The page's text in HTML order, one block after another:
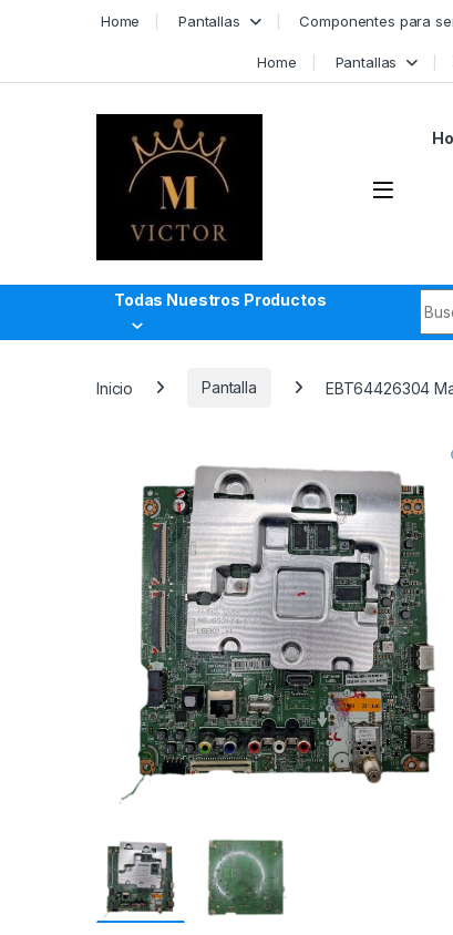
Home Pantallas Componentes para
Home Pantallas
Todas Nuestros Productos
Inicio Pantalla EBT64426304